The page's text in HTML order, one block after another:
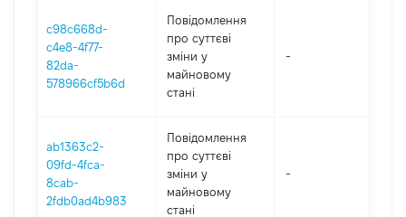
c98c668d-
c4e8-4f77-
82da-
578966cf5b6d
Повідомлення
про суттєві
зміни y
майновому
стані
-
ab1363c2-
09fd-4fca-
8cab-
2fdb0ad4b983
Повідомлення
про суттєві
зміни y
майновому
стані
-